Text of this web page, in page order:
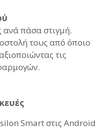
ανά πάσα στιγμή.
τους από όποιο
τις
Smart στις Android